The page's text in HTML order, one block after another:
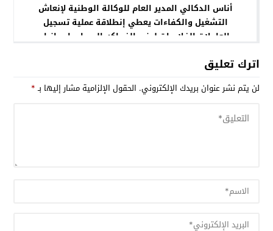
أناس الدكالي المدير العام للوكالة الوطنية لإنعاش
التشغيل والكفاءات يعطي إنطلاقة عملية تسجيل
العاملات الفلاحيات لجني الفواكه الحمراء بإسبانيا.
اترك تعليق
لن يتم نشر عنوان بريدك الإلكتروني. الحقول الإلزامية مشار إليها بـ*